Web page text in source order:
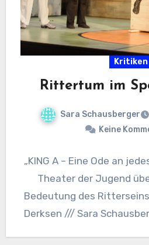
Kritiken
Rittertum im
Sara Schausberger
Keine
„KING A – Eine Ode an
Theater der Jugend
Bedeutung des
Derksen /// Sara